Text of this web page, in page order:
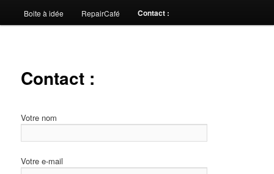
Boite à idée RepairCafé Contact :
Contact :
Votre nom
Votre e-mail